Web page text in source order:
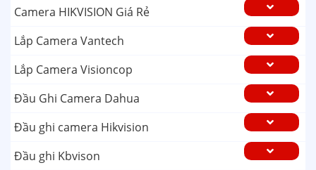
Camera HIKVISION Giá Rẻ
Lắp Camera Vantech
Lắp Camera Visioncop
Đầu Ghi Camera Dahua
Đầu ghi camera Hikvision
Đầu ghi Kbvison